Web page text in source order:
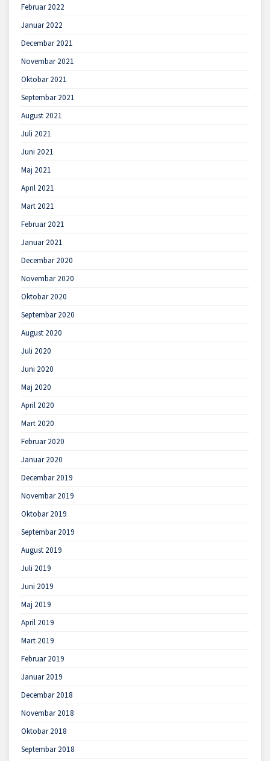
Februar 2022
Januar 2022
Decembar 2021
Novembar 2021
Oktobar 2021
Septembar 2021
August 2021
Juli 2021
Juni 2021
Maj 2021
April 2021
Mart 2021
Februar 2021
Januar 2021
Decembar 2020
Novembar 2020
Oktobar 2020
Septembar 2020
August 2020
Juli 2020
Juni 2020
Maj 2020
April 2020
Mart 2020
Februar 2020
Januar 2020
Decembar 2019
Novembar 2019
Oktobar 2019
Septembar 2019
August 2019
Juli 2019
Juni 2019
Maj 2019
April 2019
Mart 2019
Februar 2019
Januar 2019
Decembar 2018
Novembar 2018
Oktobar 2018
Septembar 2018